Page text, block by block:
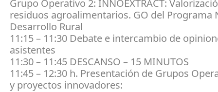
Grupo Operativo 2: INNOEXTRACT:
residuos agroalimentarios. GO del Programa
Desarrollo Rural
11:15 – 11:30 Debate e intercambio de
asistentes
11:30 – 11:45 DESCANSO – 15 MINUTOS
11:45 – 12:30 h. Presentación de Grupos
y proyectos innovadores: